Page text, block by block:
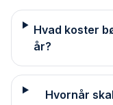
Hvad koster
år?
Hvornår